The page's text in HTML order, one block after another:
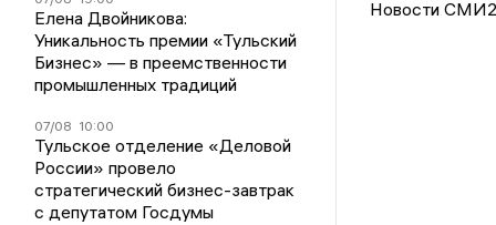
Елена Двойникова:
Уникальность премии «Тульский
Бизнес» — в преемственности
промышленных традиций
07/08 10:00
Тульское отделение «Деловой
России» провело
стратегический бизнес-завтрак
с депутатом Госдумы
Новости